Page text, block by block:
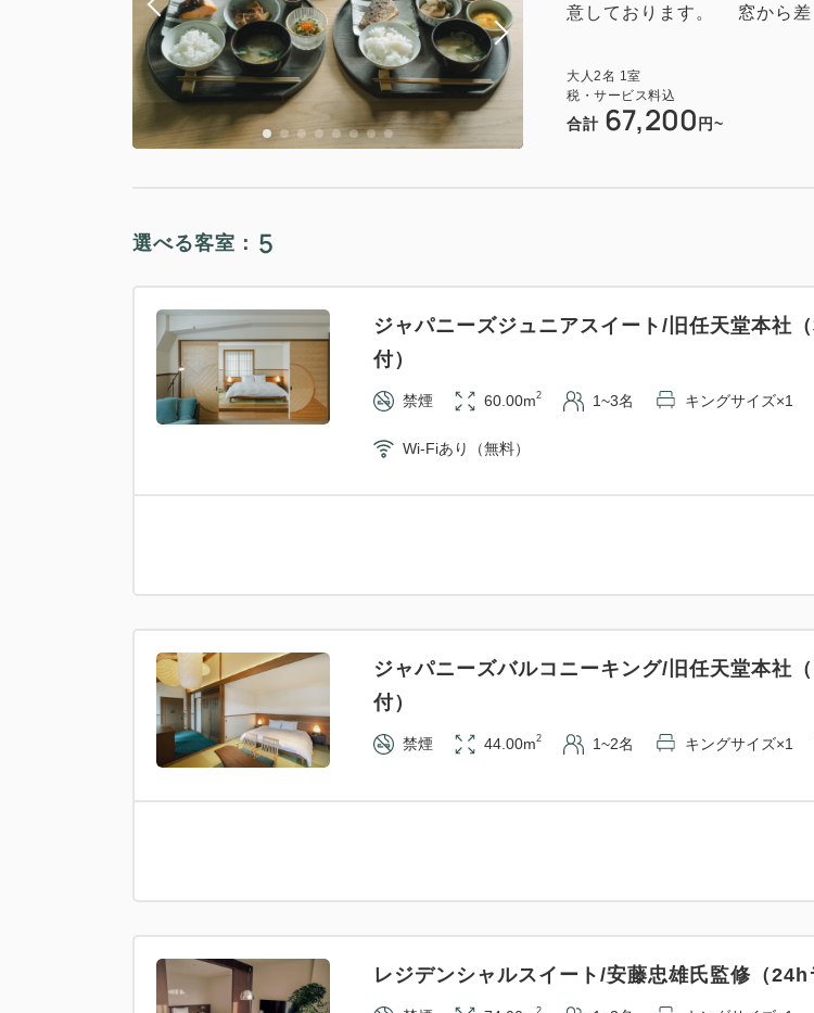
禁煙 40.20m 1~3名 セミダブル×2
Wi-Fiあり（無料）
意しております。 窓から差
大人2名 1室
税・サービス料込
合計 67,200 円~
選べる客室： 5
ジャパニーズジュニアスイート/旧任天堂本社
付）
禁煙 60.00m2 1~3名 キングサイズ×1
Wi-Fiあり（無料）
ジャパニーズバルコニーキング/旧任天堂本社
付）
禁煙 44.00m2 1~2名 キングサイズ×1
レジデンシャルスイート/安藤忠雄氏監修（24h